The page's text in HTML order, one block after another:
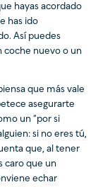
hayas acordado
has ido
Así puedes
coche nuevo o un
que más vale
asegurarte
un “por si
si no eres tú,
que, al tener
caro que un
echar